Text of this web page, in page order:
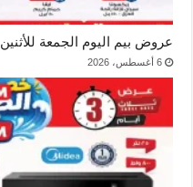
عروض بيم اليوم الجمعة للأثنين 7 – 10 اغسطس 2026
6 أغسطس، 2026